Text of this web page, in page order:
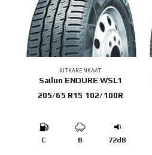
KITKARENKAAT
Sailun ENDURE WSL1
205/65 R15 102/100R
C B 72dB